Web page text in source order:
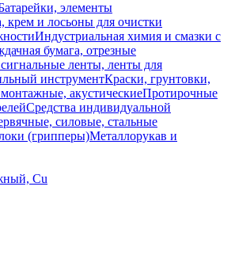
элементы
крем и лосьоны для очистки
Индустриальная химия и смазки с
бумага, отрезные
ленты, ленты для
инструментКраски, грунтовки,
акустическиеПротирочные
Средства индивидуальной
силовые, стальные
(грипперы)Металлорукав и
Cu